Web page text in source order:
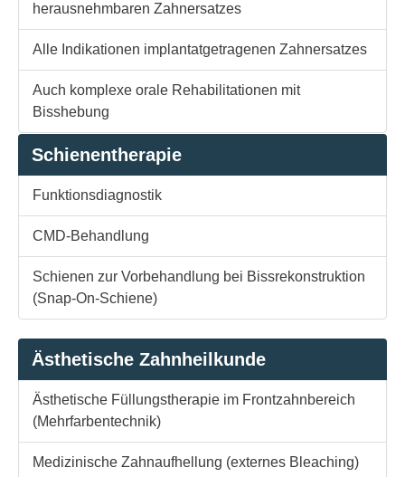
herausnehmbaren Zahnersatzes
Alle Indikationen implantatgetragenen Zahnersatzes
Auch komplexe orale Rehabilitationen mit
Bisshebung
Schienentherapie
Funktionsdiagnostik
CMD-Behandlung
Schienen zur Vorbehandlung bei Bissrekonstruktion
(Snap-On-Schiene)
Ästhetische Zahnheilkunde
Ästhetische Füllungstherapie im Frontzahnbereich
(Mehrfarbentechnik)
Medizinische Zahnaufhellung (externes Bleaching)